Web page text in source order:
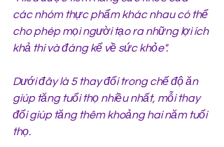
các nhóm thực phẩm khác nhau có thể
cho phép mọi người tạo ra những lợi ích
khả thi và đáng kể về sức khỏe".
Dưới đây là 5 thay đổi trong chế độ ăn
giúp tăng tuổi thọ nhiều nhất, mỗi thay
đổi giúp tăng thêm khoảng hai năm tuổi
thọ.